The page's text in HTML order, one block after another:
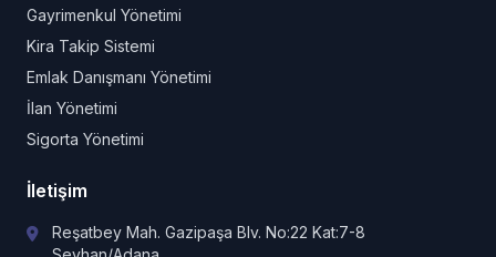
Gayrimenkul Yönetimi
Kira Takip Sistemi
Emlak Danışmanı Yönetimi
İlan Yönetimi
Sigorta Yönetimi
İletişim
Reşatbey Mah. Gazipaşa Blv. No:22 Kat:7-8